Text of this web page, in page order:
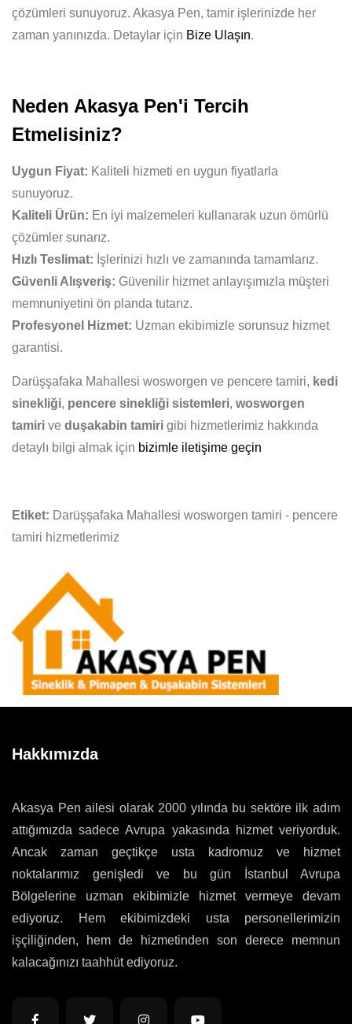
çözümleri sunuyoruz. Akasya Pen, tamir işlerinizde her
zaman yanınızda. Detaylar için Bize Ulaşın.
Neden Akasya Pen'i Tercih
Etmelisiniz?
Uygun Fiyat: Kaliteli hizmeti en uygun fiyatlarla
sunuyoruz.
Kaliteli Ürün: En iyi malzemeleri kullanarak uzun ömürlü
çözümler sunarız.
Hızlı Teslimat: İşlerinizi hızlı ve zamanında tamamlarız.
Güvenli Alışveriş: Güvenilir hizmet anlayışımızla müşteri
memnuniyetini ön planda tutarız.
Profesyonel Hizmet: Uzman ekibimizle sorunsuz hizmet
garantisi.
Darüşşafaka Mahallesi wosworgen ve pencere tamiri, kedi
sinekliği, pencere sinekliği sistemleri, wosworgen
tamiri ve duşakabin tamiri gibi hizmetlerimiz hakkında
detaylı bilgi almak için bizimle iletişime geçin
Etiket: Darüşşafaka Mahallesi wosworgen tamiri - pencere
tamiri hizmetlerimiz
Hakkımızda
Akasya Pen ailesi olarak 2000 yılında bu sektöre ilk adım
attığımızda sadece Avrupa yakasında hizmet veriyorduk.
Ancak zaman geçtikçe usta kadromuz ve hizmet
noktalarımız genişledi ve bu gün İstanbul Avrupa
Bölgelerine uzman ekibimizle hizmet vermeye devam
ediyoruz. Hem ekibimizdeki usta personellerimizin
işçiliğinden, hem de hizmetinden son derece memnun
kalacağınızı taahhüt ediyoruz.